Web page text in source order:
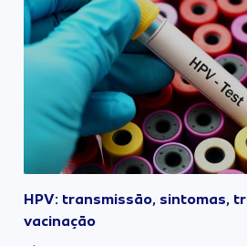
HPV: transmissão, sintomas,
vacinação